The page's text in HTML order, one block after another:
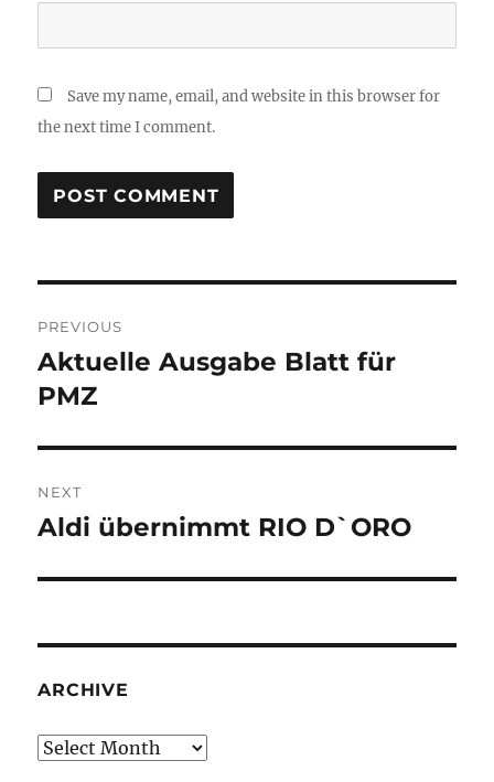
Save my name, email, and website in this browser for
the next time I comment.
navigation
PREVIOUS
Previous
post:
Aktuelle Ausgabe Blatt für
PMZ
NEXT
Next
Aldi übernimmt RIO D`ORO
ARCHIVE
Archive